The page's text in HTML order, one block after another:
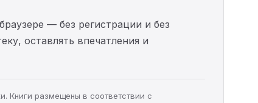
— без регистрации и без
оставлять впечатления и
Книги размещены в соответствии с